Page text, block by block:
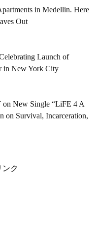
in Medellin. Here
Out
Launch of
in New York City
on New Single “LiFE 4 A
on Survival, Incarceration,
ンク